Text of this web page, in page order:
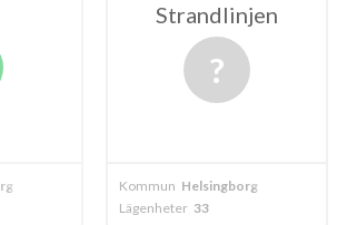
Strandlinjen
Kommun
Helsingborg
i
Kommun